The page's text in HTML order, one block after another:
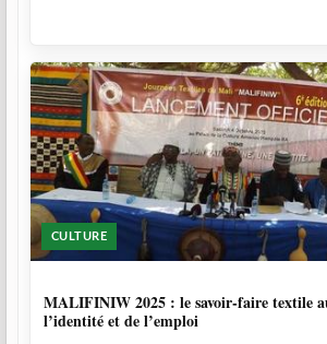
CULTURE
MALIFINIW 2025 : le savoir-faire textile
l’identité et de l’emploi